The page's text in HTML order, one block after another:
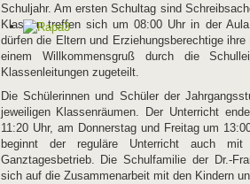
Schuljahr. Am ersten Schultag sind
Klassen treffen sich um 08:00 Uhr in der
dürfen die Eltern und Erziehungsberechtige
einem Willkommensgruß durch die
Klassenleitungen zugeteilt.
Die Schülerinnen und Schüler der
jeweiligen Klassenräumen. Der Unterricht
11:20 Uhr, am Donnerstag und Freitag um
beginnt der reguläre Unterricht auch mit
Ganztagesbetrieb. Die Schulfamilie der Dr.-
sich auf die Zusammenarbeit mit den Kindern